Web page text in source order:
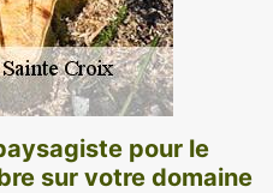
pour le
sur votre domaine